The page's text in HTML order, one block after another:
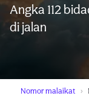
Angka 112
di jalan
Nomor malaikat